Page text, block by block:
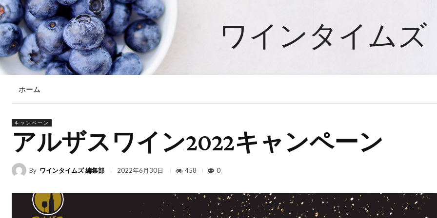
ワインタイムズ
ホーム
キャンペーン
アルザスワイン2022キャンペーン
By ワインタイムズ 編集部 2022年6月30日 458 0